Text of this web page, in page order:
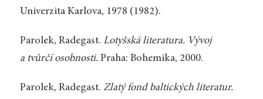
Univerzita Karlova, 1978 (1982).
Parolek, Radegast. Lotyšská literatura. Vývoj
a tvůrčí osobnosti.Praha: Bohemika, 2000.
Parolek, Radegast. Zlatý fond baltických literatur.